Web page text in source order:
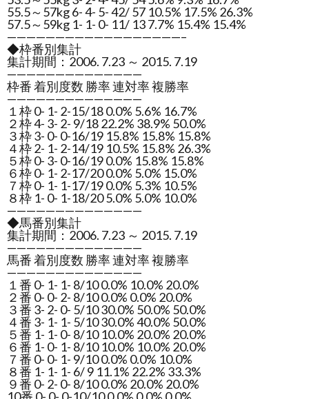
55.5～57kg 6- 4- 5- 42/ 57 10.5% 17.5% 26.3%
57.5～59kg 1- 1- 0- 11/ 13 7.7% 15.4% 15.4%
——————————————————–
◆枠番別集計
集計期間：2006. 7.23 ～ 2015. 7.19
——————————————
枠番 着別度数 勝率 連対率 複勝率
——————————————
１枠 0- 1- 2-15/18 0.0% 5.6% 16.7%
２枠 4- 3- 2- 9/18 22.2% 38.9% 50.0%
３枠 3- 0- 0-16/19 15.8% 15.8% 15.8%
４枠 2- 1- 2-14/19 10.5% 15.8% 26.3%
５枠 0- 3- 0-16/19 0.0% 15.8% 15.8%
６枠 0- 1- 2-17/20 0.0% 5.0% 15.0%
７枠 0- 1- 1-17/19 0.0% 5.3% 10.5%
８枠 1- 0- 1-18/20 5.0% 5.0% 10.0%
——————————————
◆馬番別集計
集計期間：2006. 7.23 ～ 2015. 7.19
——————————————
馬番 着別度数 勝率 連対率 複勝率
——————————————
１番 0- 1- 1- 8/10 0.0% 10.0% 20.0%
２番 0- 0- 2- 8/10 0.0% 0.0% 20.0%
３番 3- 2- 0- 5/10 30.0% 50.0% 50.0%
４番 3- 1- 1- 5/10 30.0% 40.0% 50.0%
５番 1- 1- 0- 8/10 10.0% 20.0% 20.0%
６番 1- 0- 1- 8/10 10.0% 10.0% 20.0%
７番 0- 0- 1- 9/10 0.0% 0.0% 10.0%
８番 1- 1- 1- 6/ 9 11.1% 22.2% 33.3%
９番 0- 2- 0- 8/10 0.0% 20.0% 20.0%